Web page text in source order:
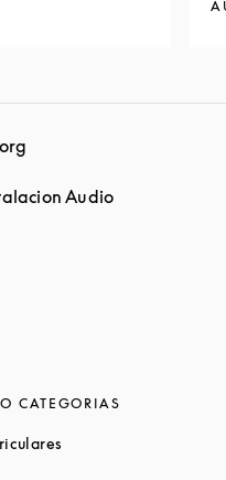
Audio
CATEGORIAS